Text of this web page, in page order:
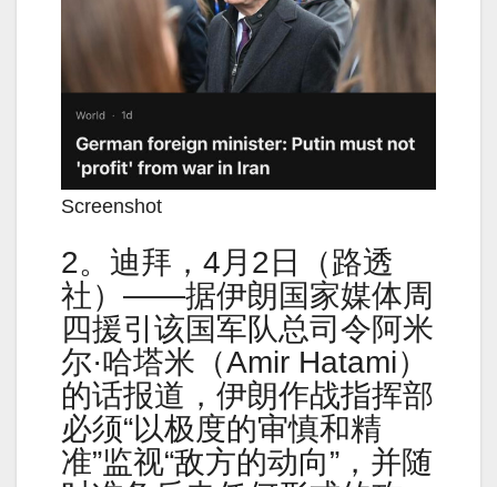
Screenshot
2。迪拜，4月2日（路透
社）——据伊朗国家媒体周
四援引该国军队总司令阿米
尔·哈塔米（Amir Hatami）
的话报道，伊朗作战指挥部
必须“以极度的审慎和精
准”监视“敌方的动向”，并随